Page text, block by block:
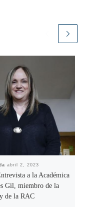
abril 2, 2023
a la Académica
Gil, miembro de la
de la RAC